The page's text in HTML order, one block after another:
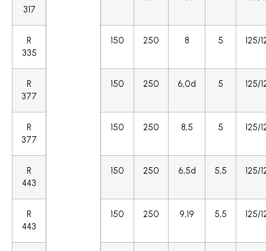
317
R
335
150 250 8 5 125/
R
377
150 250 6,0d 5 125/
R
377
150 250 8,5 5 125/
R
443
150 250 6,5d 5,5 125/
R
443
150 250 9,19 5,5 125/